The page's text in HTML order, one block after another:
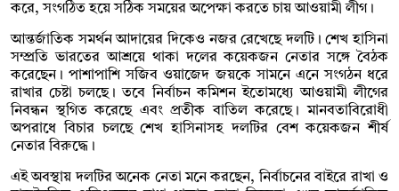
করে, সংগঠিত হয়ে সঠিক সময়ের অপেক্ষা করতে চায় আওয়ামী লীগ।
আন্তর্জাতিক সমর্থন আদায়ের দিকেও নজর রেখেছে দলটি। শেখ হাসিনা
সম্প্রতি ভারতের আশ্রয়ে থাকা দলের কয়েকজন নেতার সঙ্গে বৈঠক
করেছেন। পাশাপাশি সজিব ওয়াজেদ জয়কে সামনে এনে সংগঠন ধরে
রাখার চেষ্টা চলছে। তবে নির্বাচন কমিশন ইতোমধ্যে আওয়ামী লীগের
নিবন্ধন স্থগিত করেছে এবং প্রতীক বাতিল করেছে। মানবতাবিরোধী
অপরাধে বিচার চলছে শেখ হাসিনাসহ দলটির বেশ কয়েকজন শীর্ষ
নেতার বিরুদ্ধে।
এই অবস্থায় দলটির অনেক নেতা মনে করছেন, নির্বাচনের বাইরে রাখা ও